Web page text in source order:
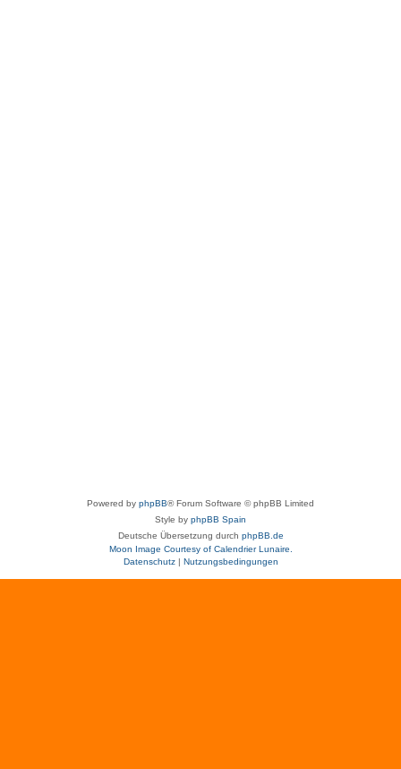
Powered by phpBB® Forum Software © phpBB Limited
Style by phpBB Spain
Deutsche Übersetzung durch phpBB.de
Moon Image Courtesy of Calendrier Lunaire.
Datenschutz| Nutzungsbedingungen